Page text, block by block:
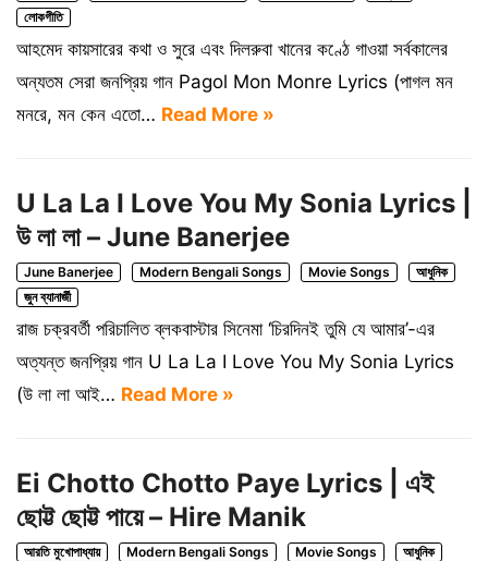
লোকগীতি
আহমেদ কায়সারের কথা ও সুরে এবং দিলরুবা খানের কণ্ঠে গাওয়া সর্বকালের
অন্যতম সেরা জনপ্রিয় গান Pagol Mon Monre Lyrics (পাগল মন
মনরে, মন কেন এতো… Read More »
U La La I Love You My Sonia Lyrics |
উ লা লা – June Banerjee
June Banerjee Modern Bengali Songs Movie Songs
আধুনিক
জুন ব্যানার্জী
রাজ চক্রবর্তী পরিচালিত ব্লকবাস্টার সিনেমা ‘চিরদিনই তুমি যে আমার’-এর
অত্যন্ত জনপ্রিয় গান U La La I Love You My Sonia Lyrics
(উ লা লা আই… Read More »
Ei Chotto Chotto Paye Lyrics | এই
ছোট্ট ছোট্ট পায়ে – Hire Manik
আরতি মুখোপাধ্যায় Modern Bengali Songs Movie Songs
আধুনিক